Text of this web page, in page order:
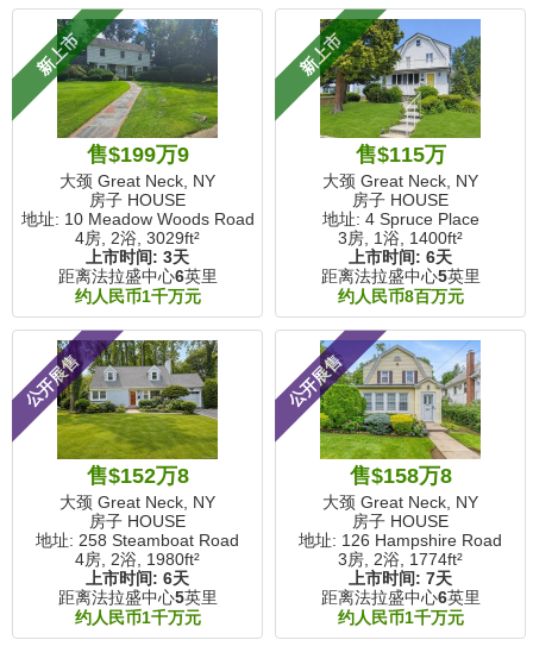
新上市
售$199万9
大颈 Great Neck, NY
房子 HOUSE
地址: 10 Meadow Woods Road
4房, 2浴, 3029ft²
上市时间: 3天
距离法拉盛中心6英里
约人民币1千万元
新上市
售$115万
大颈 Great Neck, NY
房子 HOUSE
地址: 4 Spruce Place
3房, 1浴, 1400ft²
上市时间: 6天
距离法拉盛中心5英里
约人民币8百万元
公开展售
售$152万8
大颈 Great Neck, NY
房子 HOUSE
地址: 258 Steamboat Road
4房, 2浴, 1980ft²
上市时间: 6天
距离法拉盛中心5英里
约人民币1千万元
公开展售
售$158万8
大颈 Great Neck, NY
房子 HOUSE
地址: 126 Hampshire Road
3房, 2浴, 1774ft²
上市时间: 7天
距离法拉盛中心6英里
约人民币1千万元